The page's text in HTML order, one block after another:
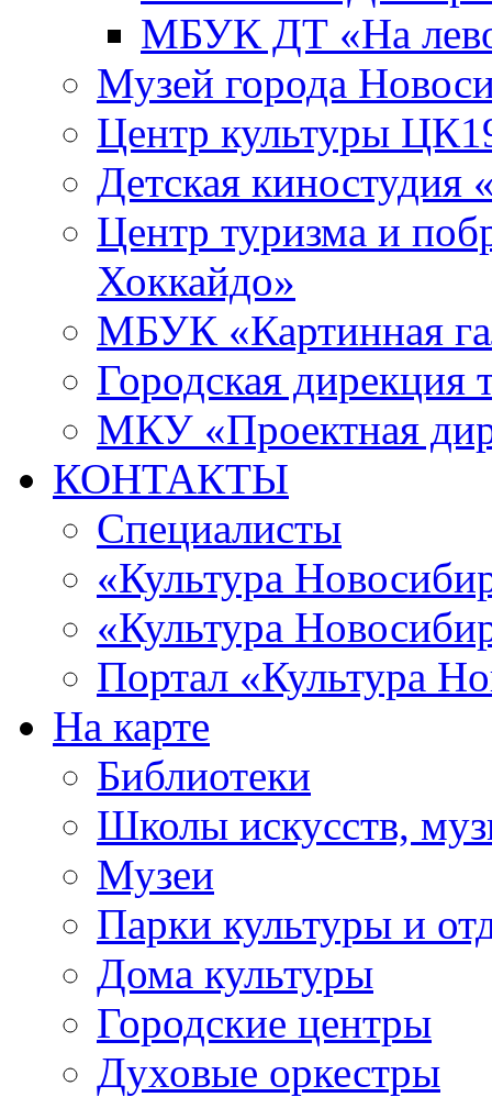
МБУК ДТ «На
Музей города
Центр культуры
Детская киностудия
Центр туризма и
Хоккайдо»
МБУК «Картинная
Городская дирекция
МКУ «Проектная
КОНТАКТЫ
Специалисты
«Культура
«Культура
Портал «Культура
На карте
Библиотеки
Школы искусств,
Музеи
Парки культуры и
Дома культуры
Городские центры
Духовые оркестры